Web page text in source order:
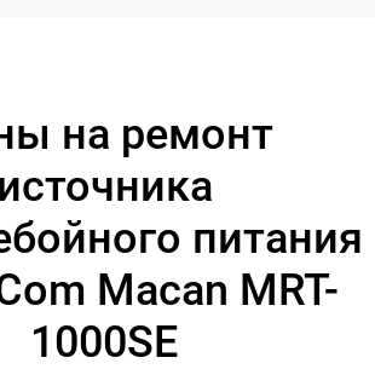
на ремонт
источника
питания
Macan MRT-
1000SE